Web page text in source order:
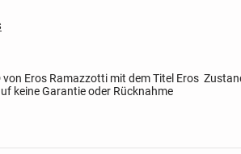
Eros Ramazzotti mit dem Titel Eros
keine Garantie oder Rücknahme